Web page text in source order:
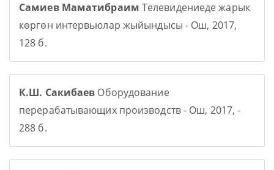
Самиев Маматибраим Телевидениеде жарык
көргөн интервьюлар жыйындысы - Ош, 2017,
128 б.
К.Ш. Сакибаев Оборудование
перерабатывающих производств - Ош, 2017, -
288 б.